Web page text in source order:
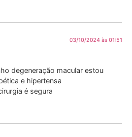
03/10/2024 às 01:51
degeneração macular estou
e hipertensa
é segura